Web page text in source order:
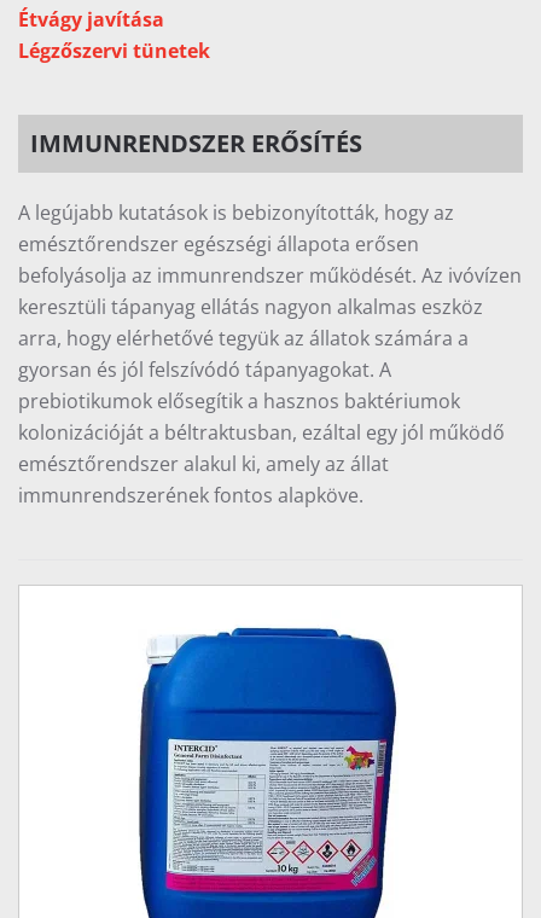
Étvágy javítása
Légzőszervi tünetek
IMMUNRENDSZER ERŐSÍTÉS
A legújabb kutatások is bebizonyították, hogy az
emésztőrendszer egészségi állapota erősen
befolyásolja az immunrendszer működését. Az ivóvízen
keresztüli tápanyag ellátás nagyon alkalmas eszköz
arra, hogy elérhetővé tegyük az állatok számára a
gyorsan és jól felszívódó tápanyagokat. A
prebiotikumok elősegítik a hasznos baktériumok
kolonizációját a béltraktusban, ezáltal egy jól működő
emésztőrendszer alakul ki, amely az állat
immunrendszerének fontos alapköve.